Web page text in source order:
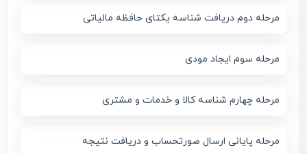
مرحله دوم دریافت شناسه یکتای حافظه مالیاتی
مرحله سوم ایجاد مودی
مرحله چهارم شناسه کالا و خدمات و مشتری
مرحله پایانی ارسال صورتحساب و دریافت نتیجه